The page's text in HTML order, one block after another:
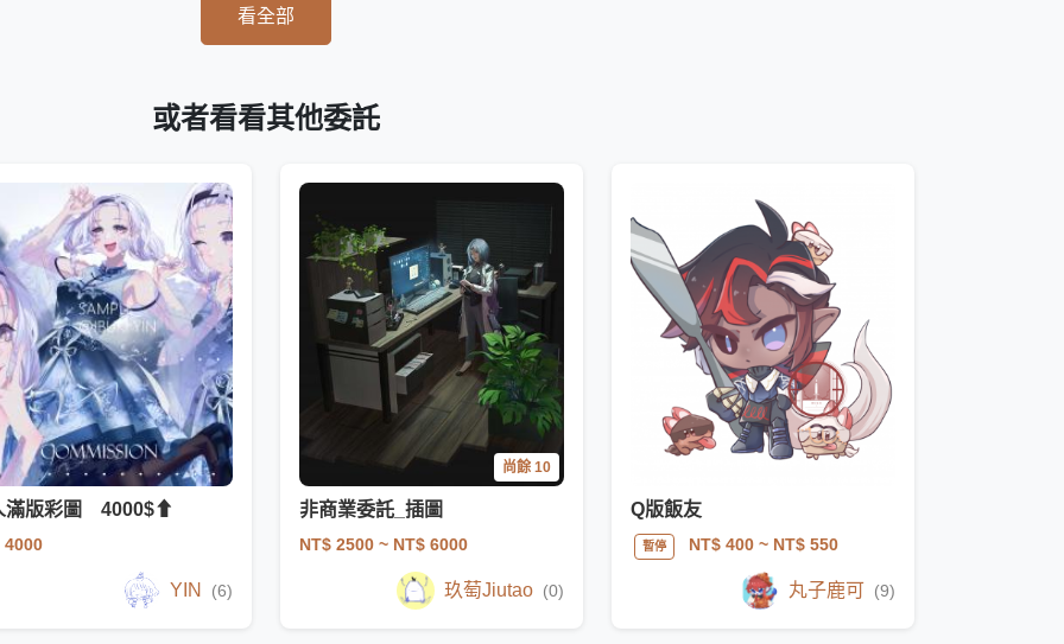
看全部
或者看看其他委託
滿版彩圖 4000$⬆
4000
YIN (6)
尚餘 10
非商業委託_插圖
NT$ 2500 ~ NT$ 6000
玖萄Jiutao (0)
Q版飯友
暫停 NT$ 400~ NT$ 550
丸子鹿可 (9)